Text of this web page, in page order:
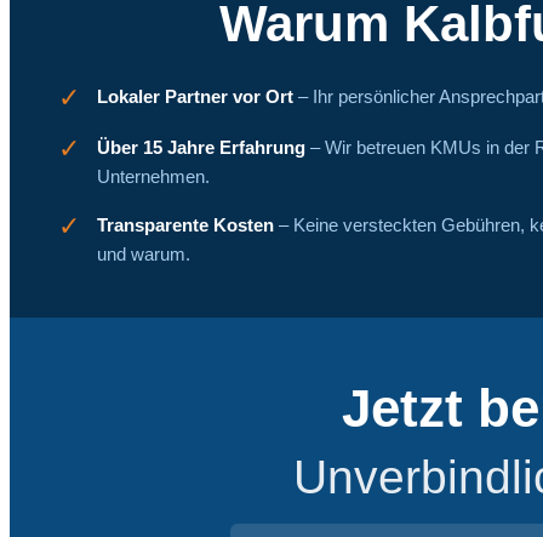
Warum
✓ Lokaler Partner vor Ort – Ihr persönlicher
✓ Über 15 Jahre Erfahrung – Wir betreuen KMUs in der
Unternehmen.
✓ Transparente Kosten – Keine versteckten Gebühren,
und warum.
Jetzt